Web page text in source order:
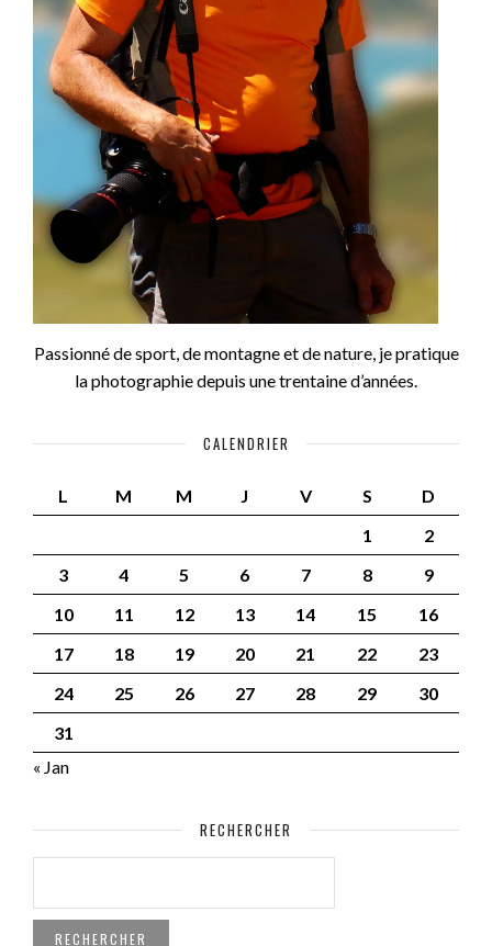
Passionné de sport, de montagne et de nature, je pratique
la photographie depuis une trentaine d’années.
CALENDRIER
L M M J V S
D
1
2
3
4 5 6 7 8
9
10
11 12 13 14 15
16
17
18 19 20 21 22
23
24
25 26 27 28 29
30
31
« Jan
RECHERCHER